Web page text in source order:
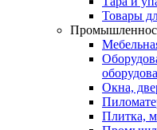
Товары
Окна,
Плитка,